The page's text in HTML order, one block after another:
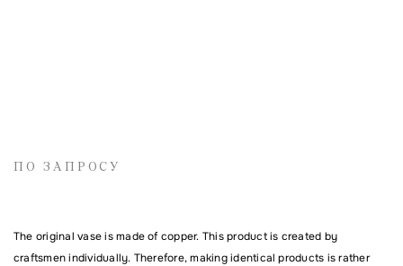
Электронная почта
Комментарий
ПО ЗАПРОСУ
The original vase is made of copper. This product is created by
craftsmen individually. Therefore, making identical products is rather